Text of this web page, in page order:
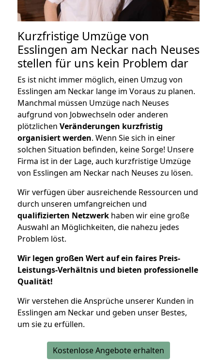
Kurzfristige Umzüge von
Esslingen am Neckar nach Neuses
stellen für uns kein Problem dar
Es ist nicht immer möglich, einen Umzug von
Esslingen am Neckar lange im Voraus zu planen.
Manchmal müssen Umzüge nach Neuses
aufgrund von Jobwechseln oder anderen
plötzlichen Veränderungen kurzfristig
organisiert werden. Wenn Sie sich in einer
solchen Situation befinden, keine Sorge! Unsere
Firma ist in der Lage, auch kurzfristige Umzüge
von Esslingen am Neckar nach Neuses zu lösen.
Wir verfügen über ausreichende Ressourcen und
durch unseren umfangreichen und
qualifizierten Netzwerk haben wir eine große
Auswahl an Möglichkeiten, die nahezu jedes
Problem löst.
Wir legen großen Wert auf ein faires Preis-
Leistungs-Verhältnis und bieten professionelle
Qualität!
Wir verstehen die Ansprüche unserer Kunden in
Esslingen am Neckar und geben unser Bestes,
um sie zu erfüllen.
Kostenlose Angebote erhalten